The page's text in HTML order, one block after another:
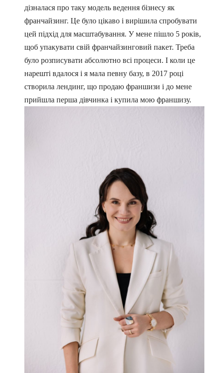
дізналася про таку модель ведення бізнесу як
франчайзинг. Це було цікаво і вирішила спробувати
цей підхід для масштабування. У мене пішло 5 років,
щоб упакувати свій франчайзинговий пакет. Треба
було розписувати абсолютно всі процеси. І коли це
нарешті вдалося і я мала певну базу, в 2017 році
створила лендинг, що продаю франшизи і до мене
прийшла перша дівчинка і купила мою франшизу.